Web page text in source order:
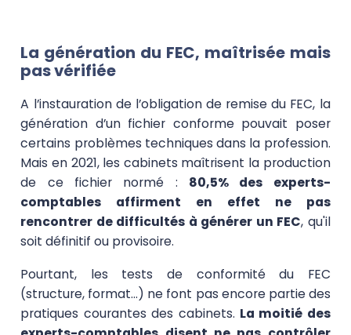
La génération du FEC, maîtrisée mais
pas vérifiée
A l’instauration de l’obligation de remise du FEC, la
génération d’un fichier conforme pouvait poser
certains problèmes techniques dans la profession.
Mais en 2021, les cabinets maîtrisent la production
de ce fichier normé :
80,5% des experts-
comptables affirment en effet ne pas
rencontrer de difficultés à générer un FEC, qu'il
soit définitif ou provisoire.
Pourtant, les tests de conformité du FEC
(structure, format…) ne font pas encore partie des
pratiques courantes des cabinets. La moitié des